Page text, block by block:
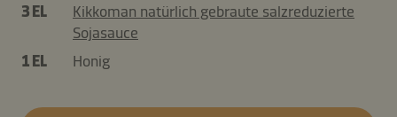
3 EL
Kikkoman natürlich gebraute salzreduzierte
Sojasauce
1 EL
Honig